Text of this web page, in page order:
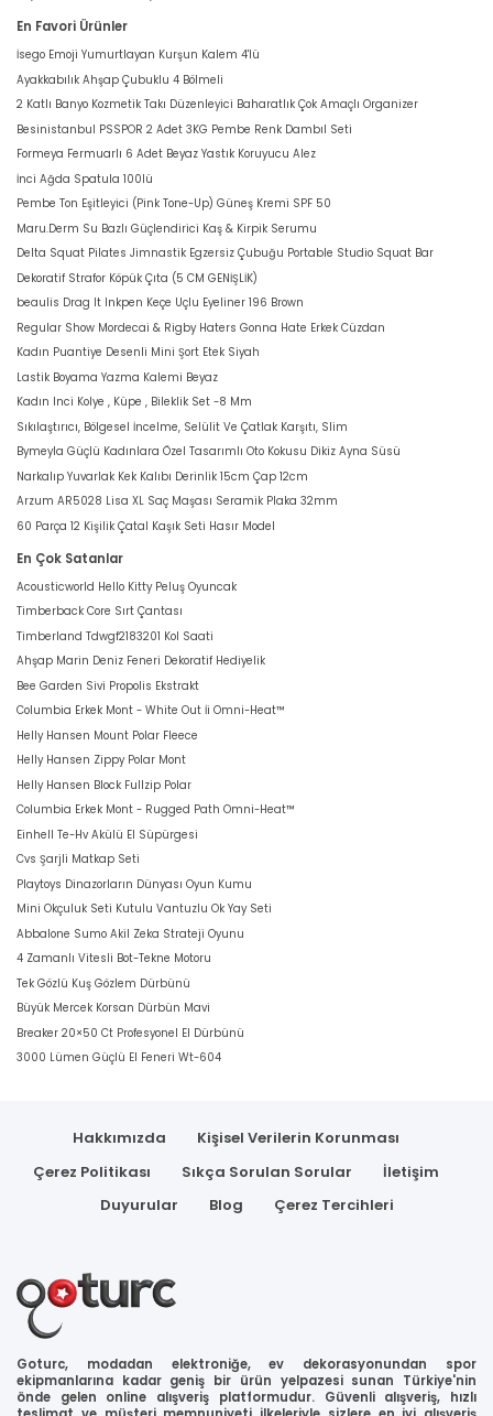
En Favori Ürünler
İsego Emoji Yumurtlayan Kurşun Kalem 4'lü
Ayakkabılık Ahşap Çubuklu 4 Bölmeli
2 Katlı Banyo Kozmetik Takı Düzenleyici Baharatlık Çok Amaçlı Organizer
Besinistanbul PSSPOR 2 Adet 3KG Pembe Renk Dambıl Seti
Formeya Fermuarlı 6 Adet Beyaz Yastık Koruyucu Alez
İnci Ağda Spatula 100lü
Pembe Ton Eşitleyici (Pink Tone-Up) Güneş Kremi SPF 50
Maru.Derm Su Bazlı Güçlendirici Kaş & Kirpik Serumu
Delta Squat Pilates Jimnastik Egzersiz Çubuğu Portable Studio Squat Bar
Dekoratif Strafor Köpük Çıta (5 CM GENİŞLİK)
beaulis Drag It Inkpen Keçe Uçlu Eyeliner 196 Brown
Regular Show Mordecai & Rigby Haters Gonna Hate Erkek Cüzdan
Kadın Puantiye Desenli Mini Şort Etek Siyah
Lastik Boyama Yazma Kalemi Beyaz
Kadın Inci Kolye , Küpe , Bileklik Set -8 Mm
Sıkılaştırıcı, Bölgesel İncelme, Selülit Ve Çatlak Karşıtı, Slim
Bymeyla Güçlü Kadınlara Özel Tasarımlı Oto Kokusu Dikiz Ayna Süsü
Narkalıp Yuvarlak Kek Kalıbı Derinlik 15cm Çap 12cm
Arzum AR5028 Lisa XL Saç Maşası Seramik Plaka 32mm
60 Parça 12 Kişilik Çatal Kaşık Seti Hasır Model
En Çok Satanlar
Acousticworld Hello Kitty Peluş Oyuncak
Timberback Core Sırt Çantası
Timberland Tdwgf2183201 Kol Saati
Ahşap Marin Deniz Feneri Dekoratif Hediyelik
Bee Garden Sivi Propolis Ekstrakt
Columbia Erkek Mont - White Out İi Omni-Heat™
Helly Hansen Mount Polar Fleece
Helly Hansen Zippy Polar Mont
Helly Hansen Block Fullzip Polar
Columbia Erkek Mont - Rugged Path Omni-Heat™
Einhell Te-Hv Akülü El Süpürgesi
Cvs Şarjli Matkap Seti
Playtoys Dinazorların Dünyası Oyun Kumu
Mini Okçuluk Seti Kutulu Vantuzlu Ok Yay Seti
Abbalone Sumo Akil Zeka Strateji Oyunu
4 Zamanlı Vitesli Bot-Tekne Motoru
Tek Gözlü Kuş Gözlem Dürbünü
Büyük Mercek Korsan Dürbün Mavi
Breaker 20×50 Ct Profesyonel El Dürbünü
3000 Lümen Güçlü El Feneri Wt-604
Hakkımızda
Kişisel Verilerin Korunması
Çerez Politikası
Sıkça Sorulan Sorular
İletişim
Duyurular
Blog Çerez Tercihleri
Goturc, modadan elektroniğe, ev dekorasyonundan spor
ekipmanlarına kadar geniş bir ürün yelpazesi sunan Türkiye'nin
önde gelen online alışveriş platformudur. Güvenli alışveriş, hızlı